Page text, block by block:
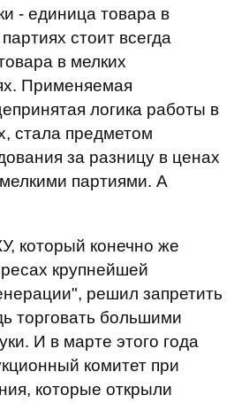
- единица товара в
стоит всегда
в мелких
Применяемая
логика работы в
стала предметом
за разницу в ценах
партиями. А
который конечно же
крупнейшей
решил запретить
торговать большими
И в марте этого года
комитет при
которые открыли